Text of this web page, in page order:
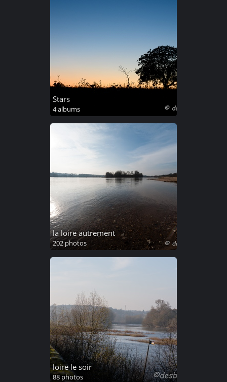
Stars
4 albums
la loire autrement
202 photos
loire le soir
88 photos